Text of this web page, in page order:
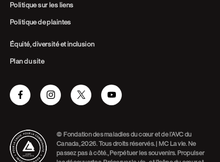
Politique sur les liens
Politique de plaintes
Équité, diversité et inclusion
Plan du site
FacebookInstagramTwitter Youtube
© Fondation des maladies du cœur et de l’AVC du
Canada, 2026. Tous droits réservés. | MC La vie. Ne
passez pas à côté., Perpétuer les souvenirs. Propulser